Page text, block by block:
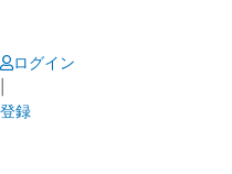
content
ログイン
登録